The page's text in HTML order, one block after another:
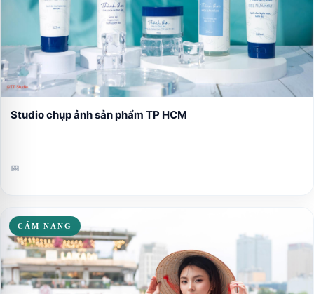
Studio chụp ảnh sản phẩm TP HCM
📅
CẨM NANG